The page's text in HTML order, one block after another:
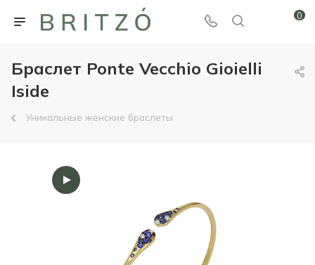
0
Браслет Ponte Vecchio Gioielli
Iside
Уникальные женские браслеты